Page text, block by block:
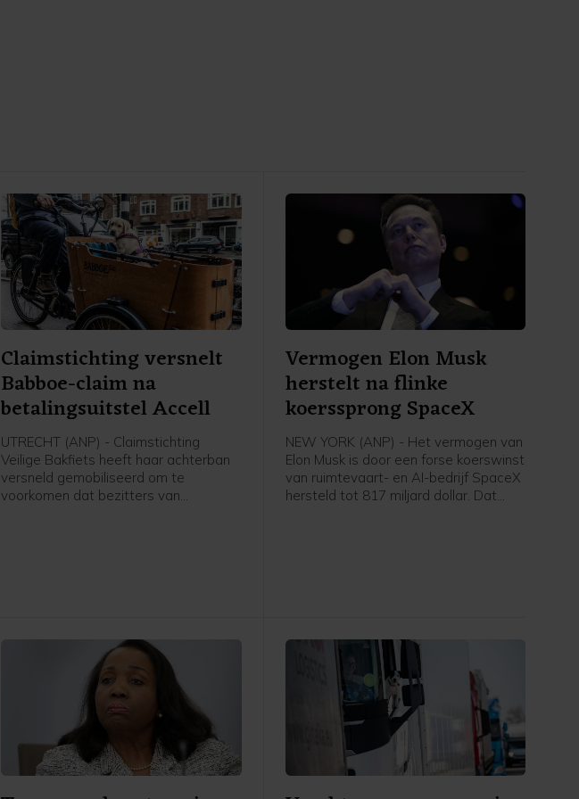
Claimstichting versnelt
Babboe-claim na
betalingsuitstel Accell
UTRECHT (ANP) - Claimstichting
Veilige Bakfiets heeft haar achterban
versneld gemobiliseerd om te
voorkomen dat bezitters van
rechter. Zo'n surseance is vaak een
voorbode voor een bankroet.
Vermogen Elon Musk
herstelt na flinke
koerssprong SpaceX
NEW YORK (ANP) - Het vermogen van
Elon Musk is door een forse koerswinst
van ruimtevaart- en AI-bedrijf SpaceX
hersteld tot 817 miljard dollar. Dat